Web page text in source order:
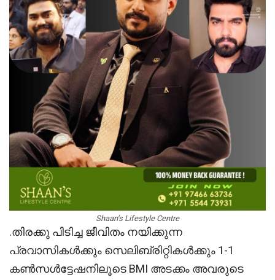
Shaan’s Lifestyle Centre
.തിരക്കു പിടിച്ച ജീവിതം നയിക്കുന്ന
പ്രവാസികൾക്കും സെലിബ്രിറ്റികൾക്കും 1-1
കൺസൾട്ടേഷനിലൂടെ BMI അടക്കം അവരുടെ